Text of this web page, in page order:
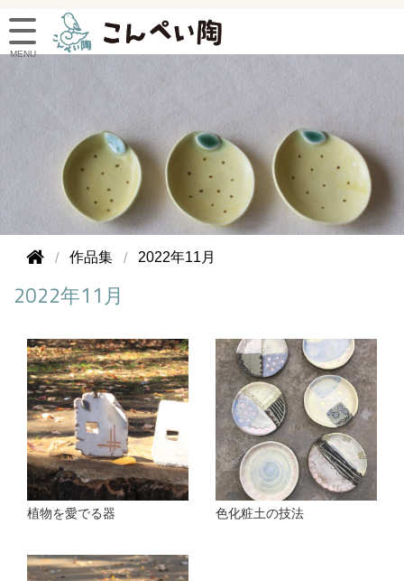
作品集 2022年11月
2022年11月
植物を愛でる器 色化粧土の技法